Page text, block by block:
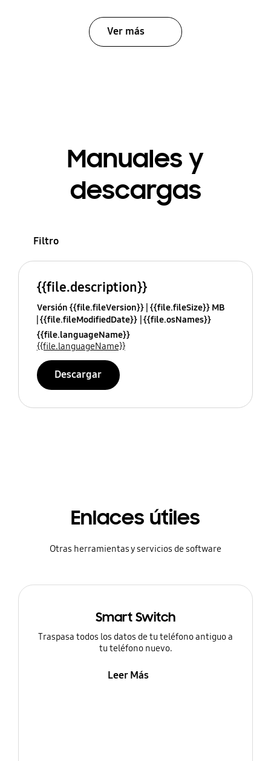
Ver más
Manuales y
descargas
Filtro
{{file.description}}
Versión {{file.fileVersion}} {{file.fileSize}} MB
{{file.fileModifiedDate}} {{file.osNames}}
{{file.languageName}}
{{file.languageName}}
Descargar
Enlaces útiles
Otras herramientas y servicios de software
Smart Switch
Traspasa todos los datos de tu teléfono antiguo a
tu teléfono nuevo.
Leer Más